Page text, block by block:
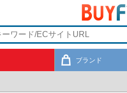
ブランド